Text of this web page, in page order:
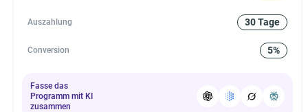
Auszahlung 30 Tage
Conversion 5%
Fasse das
Programm mit KI
zusammen